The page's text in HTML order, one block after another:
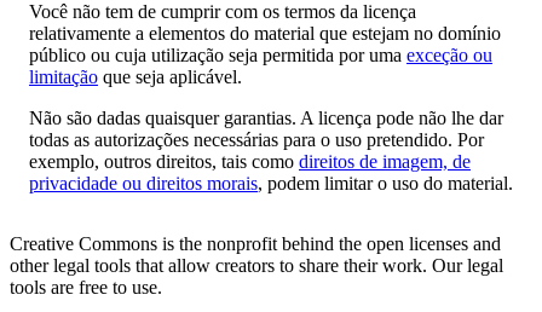
Você não tem de cumprir com os termos da licença
relativamente a elementos do material que estejam no domínio
público ou cuja utilização seja permitida por uma exceção ou
limitação que seja aplicável.
Não são dadas quaisquer garantias. A licença pode não lhe dar
todas as autorizações necessárias para o uso pretendido. Por
exemplo, outros direitos, tais como direitos de imagem, de
privacidade ou direitos morais, podem limitar o uso do material.
Creative Commons is the nonprofit behind the open licenses and
other legal tools that allow creators to share their work. Our legal
tools are free to use.